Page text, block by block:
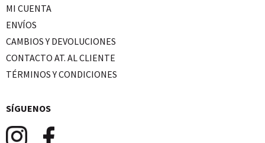
MI CUENTA
ENVÍOS
CAMBIOS Y DEVOLUCIONES
CONTACTO AT. AL CLIENTE
TÉRMINOS Y CONDICIONES
SÍGUENOS